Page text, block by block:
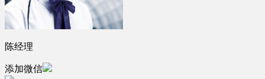
陈经理
添加微信